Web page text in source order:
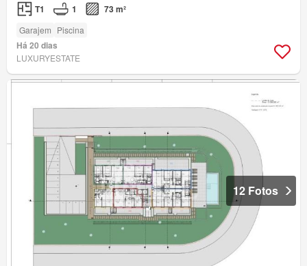
T1 1 73 m²
Garajem Piscina
Há 20 dias
LUXURYESTATE
12 Fotos